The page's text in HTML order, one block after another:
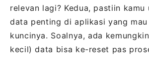
relevan lagi? Kedua, pastiin kamu
data penting di aplikasi yang
kuncinya. Soalnya, ada
kecil) data bisa ke-reset pas